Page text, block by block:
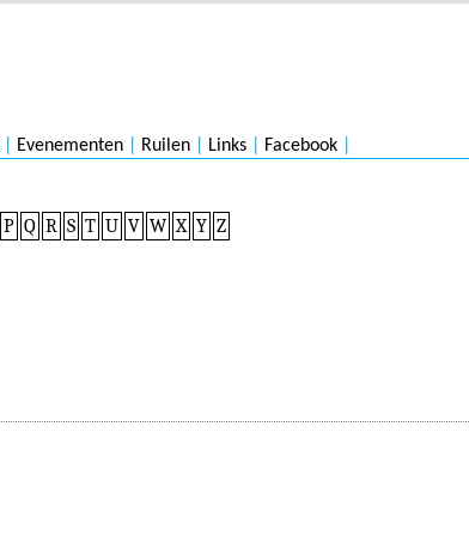
Evenementen Ruilen Links Facebook
P Q R S T U V W X Y Z